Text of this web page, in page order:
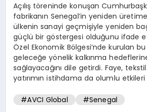
Açılış töreninde konuşan
fabrikanın Senegal’in yeniden
ülkenin sanayi geçmişiyle yeniden
güçlü bir göstergesi olduğunu ifade
Özel Ekonomik Bölgesi’nde kurulan
geleceğe yönelik kalkınma
sağlayacağını dile getirdi. Faye,
yatırımın istihdama da olumlu etkileri
#AVCI Global #Senegal